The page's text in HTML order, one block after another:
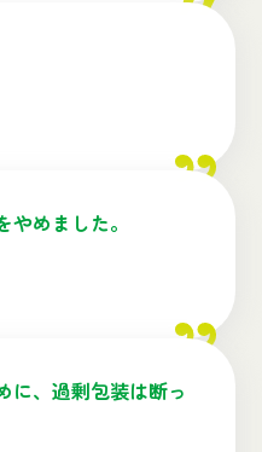
めました。
に、過剰包装は断っ